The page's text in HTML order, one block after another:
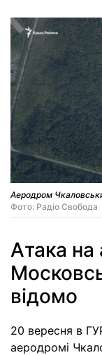
Аеродром
Фото: Радіо Свобода
Атака
відомо
20 вересня в
аеродромі